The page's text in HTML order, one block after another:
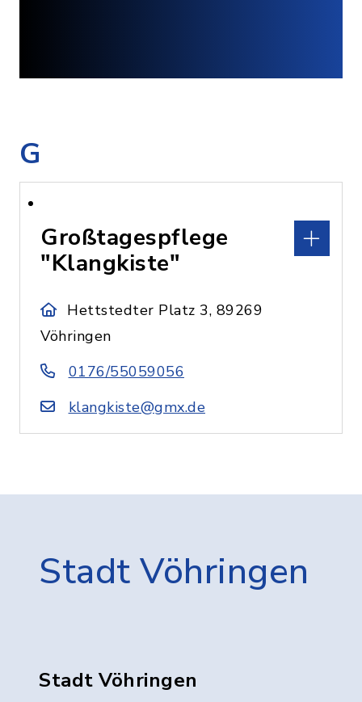
G
Großtagespflege
"Klangkiste"
Hettstedter Platz 3, 89269
Vöhringen
0176/55059056
klangkiste@gmx.de
Stadt Vöhringen
Stadt Vöhringen